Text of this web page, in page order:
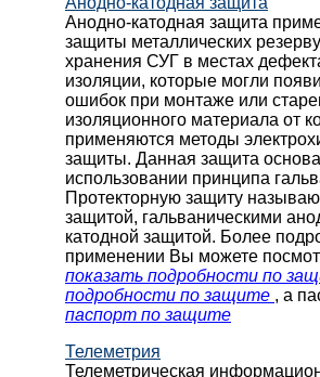
Анодно-катодная защита
защиты металлических
хранения СУГ в местах
изоляции, которые могли
ошибок при монтаже или
изоляционного материала от
применяются методы
защиты. Данная защита
использовании принципа
Протекторную защиту
защитой, гальваническими
катодной защитой. Более
применении Вы можете
показать подробности по
подробности по защите , а
паспорт по защите
Телеметрия
Телеметрическая